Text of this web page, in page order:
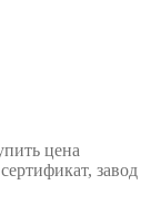
цена
завод